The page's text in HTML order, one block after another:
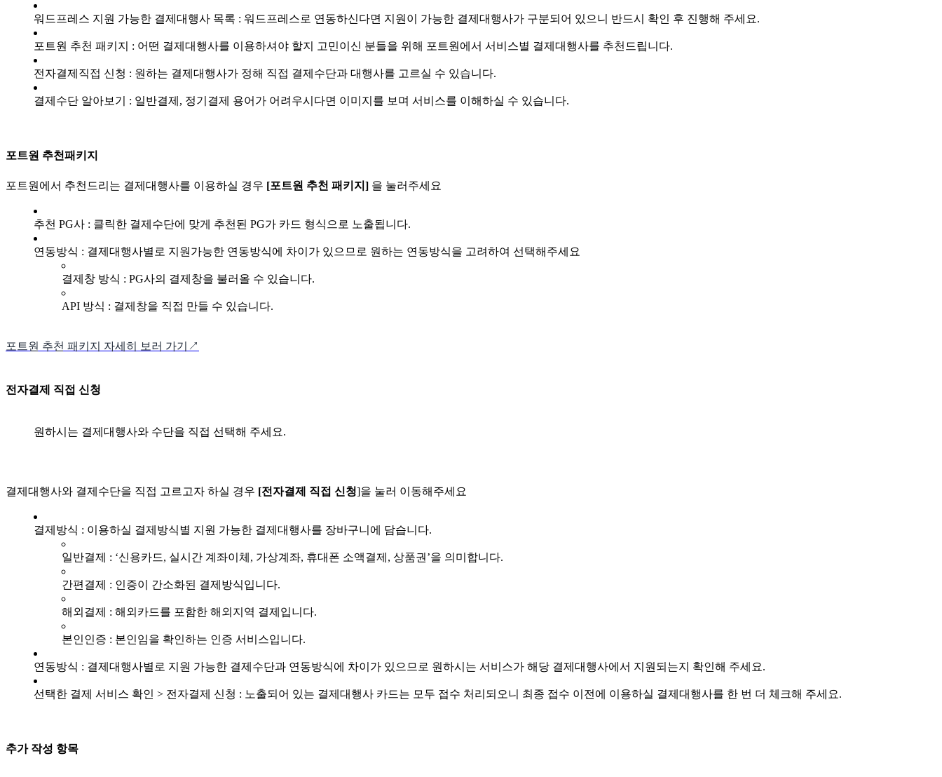
워드프레스 지원 가능한 결제대행사 목록 : 워드프레스로 연동하신다면 지원이 가능한 결제대행사가 구분되어 있으니 반드시 확인 후 진행해 주세요.
포트원 추천 패키지 : 어떤 결제대행사를 이용하셔야 할지 고민이신 분들을 위해 포트원에서 서비스별 결제대행사를 추천드립니다.
전자결제직접 신청 : 원하는 결제대행사가 정해 직접 결제수단과 대행사를 고르실 수 있습니다.
결제수단 알아보기 : 일반결제, 정기결제 용어가 어려우시다면 이미지를 보며 서비스를 이해하실 수 있습니다.
포트원 추천패키지
포트원에서 추천드리는 결제대행사를 이용하실 경우 [포트원 추천 패키지] 을 눌러주세요
추천 PG사 : 클릭한 결제수단에 맞게 추천된 PG가 카드 형식으로 노출됩니다.
연동방식 : 결제대행사별로 지원가능한 연동방식에 차이가 있으므로 원하는 연동방식을 고려하여 선택해주세요
결제창 방식 : PG사의 결제창을 불러올 수 있습니다.
API 방식 : 결제창을 직접 만들 수 있습니다.
포트원 추천 패키지 자세히 보러 가기↗
전자결제 직접 신청
원하시는 결제대행사와 수단을 직접 선택해 주세요.
결제대행사와 결제수단을 직접 고르고자 하실 경우 [전자결제 직접 신청]을 눌러 이동해주세요
결제방식 : 이용하실 결제방식별 지원 가능한 결제대행사를 장바구니에 담습니다.
일반결제 : ‘신용카드, 실시간 계좌이체, 가상계좌, 휴대폰 소액결제, 상품권’을 의미합니다.
간편결제 : 인증이 간소화된 결제방식입니다.
해외결제 : 해외카드를 포함한 해외지역 결제입니다.
본인인증 : 본인임을 확인하는 인증 서비스입니다.
연동방식 : 결제대행사별로 지원 가능한 결제수단과 연동방식에 차이가 있으므로 원하시는 서비스가 해당 결제대행사에서 지원되는지 확인해 주세요.
선택한 결제 서비스 확인 > 전자결제 신청 : 노출되어 있는 결제대행사 카드는 모두 접수 처리되오니 최종 접수 이전에 이용하실 결제대행사를 한 번 더 체크해 주세요.
추가 작성 항목